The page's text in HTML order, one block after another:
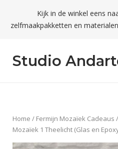
content
Kijk in de winkel eens
zelfmaakpakketten en
Studio
Home / Fermijn Mozaïek Cadeaus /
Mozaïek 1 Theelicht (Glas en